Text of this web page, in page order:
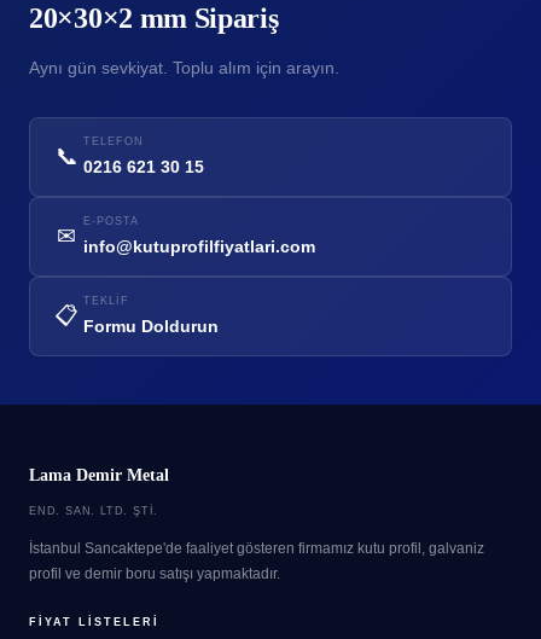
20×30×2 mm Sipariş
Aynı gün sevkiyat. Toplu alım için arayın.
📞
TELEFON
0216 621 30 15
✉
E-POSTA
info@kutuprofilfiyatlari.com
📋
TEKLIF
Formu Doldurun
Lama Demir Metal
END. SAN. LTD. ŞTI.
İstanbul Sancaktepe'de faaliyet gösteren firmamız kutu profil, galvaniz
profil ve demir boru satışı yapmaktadır.
FIYAT LISTELERI